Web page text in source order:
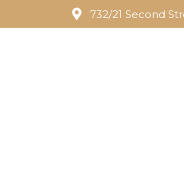
732/21 Second